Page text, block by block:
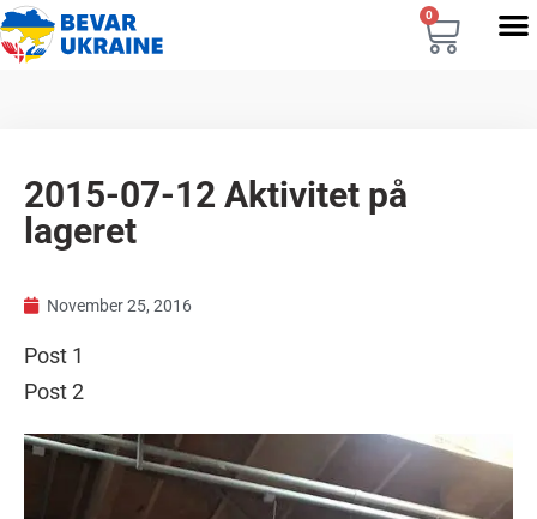
0
2015-07-12 Aktivitet på
lageret
November 25, 2016
Post 1
Post 2